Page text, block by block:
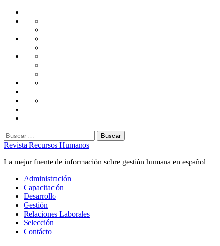
Saltar
Administración
Capacitación
Desarrollo
Gestión
Laborales
Selección
Buscar:
Revista Recursos Humanos
La mejor fuente de información sobre gestión humana en español
Menú
principal
Administración
Capacitación
Desarrollo
Gestión
Relaciones Laborales
Selección
Contácto